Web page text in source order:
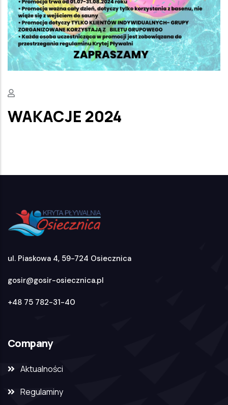
WAKACJE 2024
ul. Piaskowa 4, 59-724 Osiecznica
gosir@gosir-osiecznica.pl
+48 75 782-31-40
Company
Aktualności
Regulaminy